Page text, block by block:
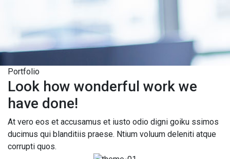
Portfolio
Look how wonderful work we
have done!
At vero eos et accusamus et iusto odio digni goiku ssimos
ducimus qui blanditiis praese. Ntium voluum deleniti atque
corrupti quos.